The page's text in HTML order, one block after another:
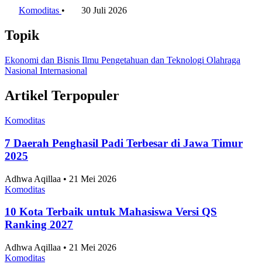
7 Daerah Penghasil Padi Terbesar di Jawa Timur
Komoditas